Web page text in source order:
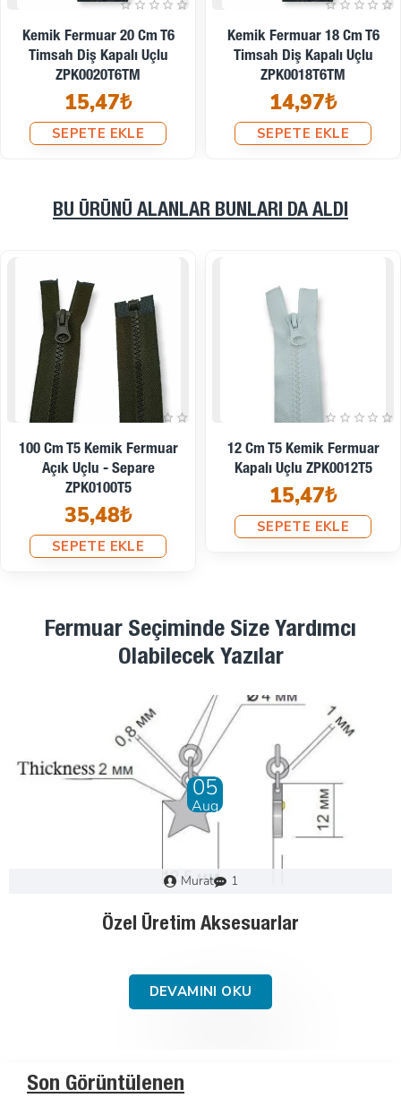
Kemik Fermuar 16 Cm T6
Timsah Diş Kapalı Uçlu
ZPK0016T6TM
14,64₺
SEPETE EKLE
Kemik Fermuar 14 Cm T6
Timsah Diş Kapalı Uçlu
ZPK0014T6TM
14,14₺
SEPETE EKLE
BU ÜRÜNÜ ALANLAR BUNLARI DA ALDI
14 Cm T5 Kemik Fermuar
Kapalı Uçlu ZPK0014T5
14,10₺
SEPETE EKLE
16 Cm T5 Kemik Fermuar
Kapalı Uçlu ZPK0016T5
14,59₺
SEPETE EKLE
Fermuar Seçiminde Size Yardımcı
Olabilecek Yazılar
28
Dec
Murat 0
Fermuar Nasıl Seçilir : Adım Adım Kılavuz
DEVAMINI OKU
Son Görüntülenen